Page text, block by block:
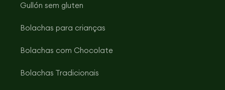
Gullón sem gluten
Bolachas para crianças
Bolachas com Chocolate
Bolachas Tradicionais